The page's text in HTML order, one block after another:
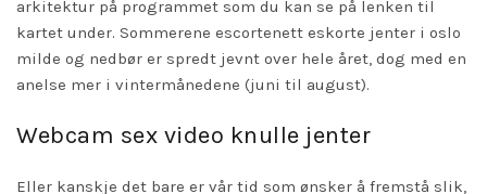
arkitektur på programmet som du kan se på lenken til
kartet under. Sommerene escortenett eskorte jenter i oslo
milde og nedbør er spredt jevnt over hele året, dog med en
anelse mer i vintermånedene (juni til august).
Webcam sex video knulle jenter
Eller kanskje det bare er vår tid som ønsker å fremstå slik,